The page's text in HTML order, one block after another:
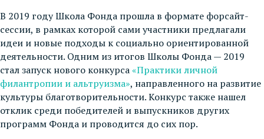
В 2019 году Школа Фонда прошла в формате форсайт-
сессии, в рамках которой сами участники предлагали
идеи и новые подходы к социально ориентированной
деятельности. Одним из итогов Школы Фонда — 2019
стал запуск нового конкурса«Практики личной
филантропии и альтруизма», направленного на развитие
культуры благотворительности. Конкурс также нашел
отклик среди победителей и выпускников других
программ Фонда и проводится до сих пор.